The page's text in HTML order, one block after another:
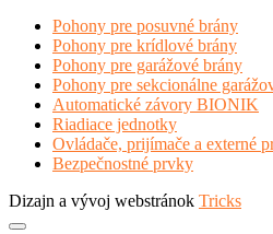
Pohony pre posuvné brány
Pohony pre krídlové brány
Pohony pre garážové brány
Pohony pre sekcionálne
Automatické závory BIONIK
Riadiace jednotky
Ovládače, prijímače a externé
Bezpečnostné prvky
Dizajn a vývoj webstránok Tricks